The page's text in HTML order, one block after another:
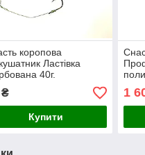
коропова
Ластівка
40г.
Купити
1